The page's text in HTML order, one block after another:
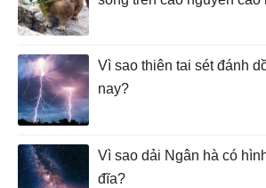
Vì sao thiên tai sét đánh
nay?
Vì sao dải Ngân hà có
đĩa?